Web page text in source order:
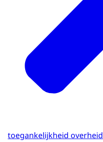
toegankelijkheid overheid